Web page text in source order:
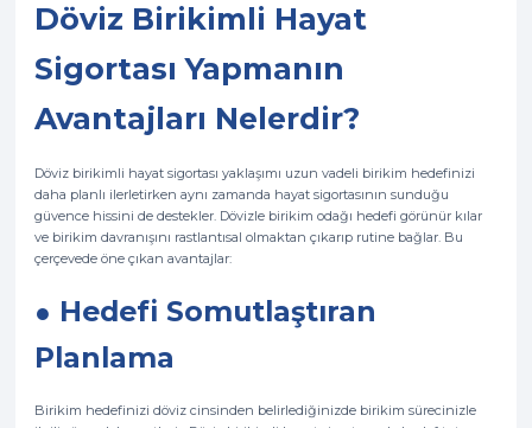
Döviz Birikimli Hayat
Sigortası Yapmanın
Avantajları Nelerdir?
Döviz birikimli hayat sigortası yaklaşımı uzun vadeli birikim hedefinizi
daha planlı ilerletirken aynı zamanda hayat sigortasının sunduğu
güvence hissini de destekler. Dövizle birikim odağı hedefi görünür kılar
ve birikim davranışını rastlantısal olmaktan çıkarıp rutine bağlar. Bu
çerçevede öne çıkan avantajlar:
● Hedefi Somutlaştıran
Planlama
Birikim hedefinizi döviz cinsinden belirlediğinizde birikim sürecinizle